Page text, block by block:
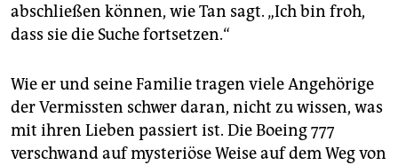
abschließen können, wie Tan sagt. „Ich bin froh,
dass sie die Suche fortsetzen.“
Wie er und seine Familie tragen viele Angehörige
der Vermissten schwer daran, nicht zu wissen, was
mit ihren Lieben passiert ist. Die Boeing 777
verschwand auf mysteriöse Weise auf dem Weg von